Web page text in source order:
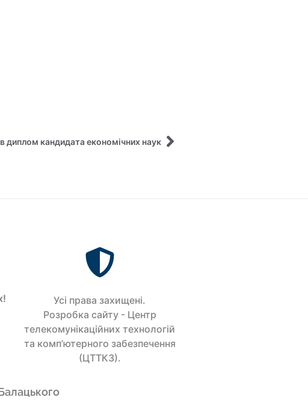
диплом кандидата економічних наук
Усi права захищенi.
Розробка сайту - Центр
телекомунікаційних технологій
та комп’ютерного забезпечення
(ЦТТКЗ).